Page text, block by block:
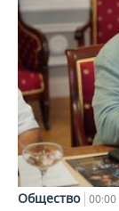
Общество 00:00